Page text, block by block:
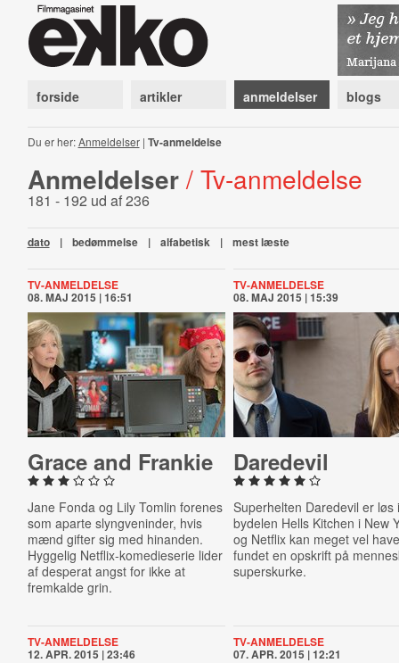
forside artikler anmeldelser blogs
Du er her:Anmeldelser| Tv-anmeldelse
Anmeldelser / Tv-anmeldelse
181 - 192 ud af 236
dato | bedømmelse | alfabetisk | mest læste
TV-ANMELDELSE
08. MAJ 2015 | 16:51
Grace and Frankie
Jane Fonda og Lily Tomlin forenes
som aparte slyngveninder, hvis
mænd gifter sig med hinanden.
Hyggelig Netflix-komedieserie lider
af desperat angst for ikke at
fremkalde grin.
TV-ANMELDELSE
08. MAJ 2015 | 15:39
Daredevil
Superhelten Daredevil er løs
bydelen Hells Kitchen i New
og Netflix kan meget vel
fundet en opskrift på
superskurke.
TV-ANMELDELSE
12. APR. 2015 | 23:46
TV-ANMELDELSE
07. APR. 2015 | 12:21